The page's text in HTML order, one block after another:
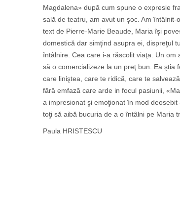
Magdalena» după cum spune o expresie
sală de teatru, am avut un şoc. Am
text de Pierre-Marie Beaude, Maria îşi
domestică dar simţind asupra ei, dispreţul
întâlnire. Cea care i-a răscolit viaţa. Un
să o comercializeze la un preţ bun. Ea ştia
care liniştea, care te ridică, care te
fără emfază care arde in focul pasiunii,
a impresionat şi emoţionat în mod
toţi să aibă bucuria de a o întâlni pe Maria
Paula HRISTESCU